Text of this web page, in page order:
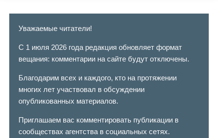
Уважаемые читатели!
С 1 июля 2026 года редакция обновляет формат
вещания: комментарии на сайте будут отключены.
Благодарим всех и каждого, кто на протяжении
многих лет участвовал в обсуждении
опубликованных материалов.
Приглашаем вас комментировать публикации в
сообществах агентства в социальных сетях.